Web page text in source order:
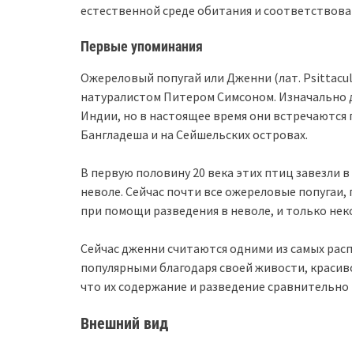
естественной среде обитания и
Первые упоминания
Ожереловый попугай или Дженни (лат.
натуралистом Питером Симсоном.
Индии, но в настоящее время они
Бангладеша и на Сейшельских островах.
В первую половину 20 века этих птиц завезли
неволе. Сейчас почти все ожереловые
при помощи разведения в неволе, и только
Сейчас дженни считаются одними из самых
популярными благодаря своей живости,
что их содержание и разведение сравнительно
Внешний вид